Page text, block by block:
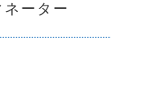
ネーター